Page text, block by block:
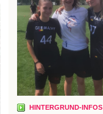
HINTERGRUND-INFOS